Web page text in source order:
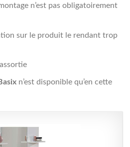
n’est pas obligatoirement
sur le produit le rendant trop
n’est disponible qu’en cette